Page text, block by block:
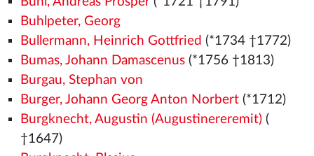
Buhlpeter, Georg
Bullermann, Heinrich Gottfried (*1734 †1772)
Bumas, Johann Damascenus(*1756 †1813)
Burgau, Stephan von
Burger, Johann Georg Anton Norbert(*1712)
Burgknecht, Augustin (Augustinereremit)(
†1647)